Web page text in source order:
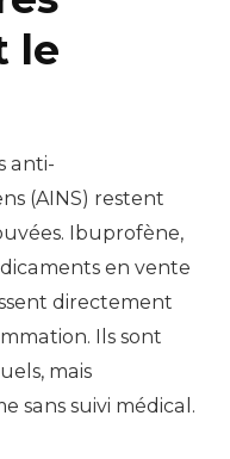
le
anti-
(AINS) restent
Ibuprofène,
en vente
directement
Ils sont
mais
sans suivi médical.